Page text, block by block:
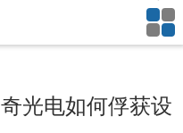
光电如何俘获设